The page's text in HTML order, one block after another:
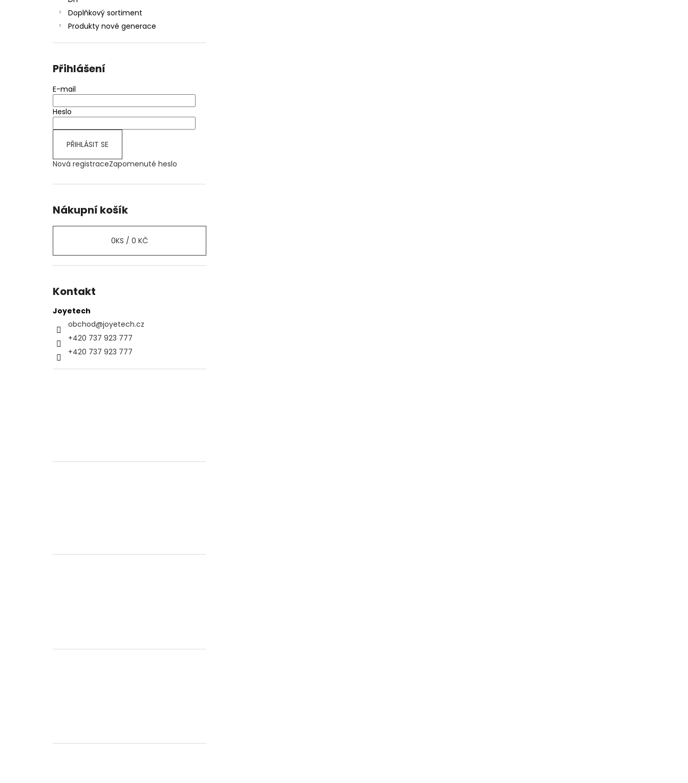
Doplňkový sortiment
Produkty nové generace
Přihlášení
E-mail
Heslo
PŘIHLÁSIT SE
Nová registraceZapomenuté heslo
Nákupní košík
0KS / 0 KČ
Kontakt
Joyetech
obchod@joyetech.cz
+420 737 923 777
+420 737 923 777
JOYETECH BF SS316 ATOMIZER 0,6OHM
57 Kč